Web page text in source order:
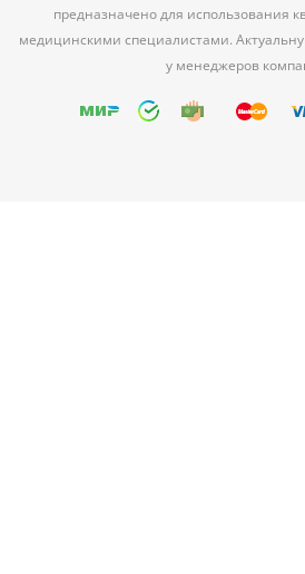
предназначено для использования
медицинскими специалистами.
у менеджеров